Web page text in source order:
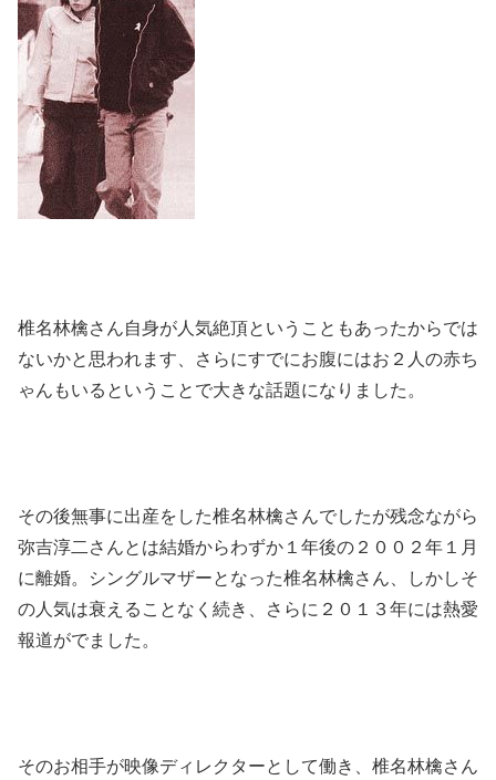
椎名林檎さん自身が人気絶頂ということもあったからでは
ないかと思われます、さらにすでにお腹にはお２人の赤ち
ゃんもいるということで大きな話題になりました。
その後無事に出産をした椎名林檎さんでしたが残念ながら
弥吉淳二さんとは結婚からわずか１年後の２００２年１月
に離婚。シングルマザーとなった椎名林檎さん、しかしそ
の人気は衰えることなく続き、さらに２０１３年には熱愛
報道がでました。
そのお相手が映像ディレクターとして働き、椎名林檎さん